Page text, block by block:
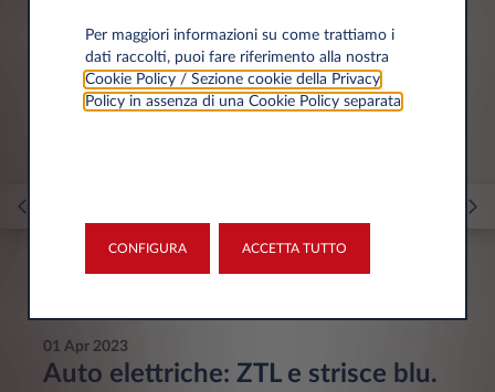
Potrebbero interessarti anche
01 Apr 2023
Auto elettriche: ZTL e strisce blu.
Per maggiori informazioni su come trattiamo i
dati raccolti, puoi fare riferimento alla nostra
Cookie Policy / Sezione cookie della Privacy
Policy in assenza di una Cookie Policy separata.
CONFIGURA ACCETTA TUTTO